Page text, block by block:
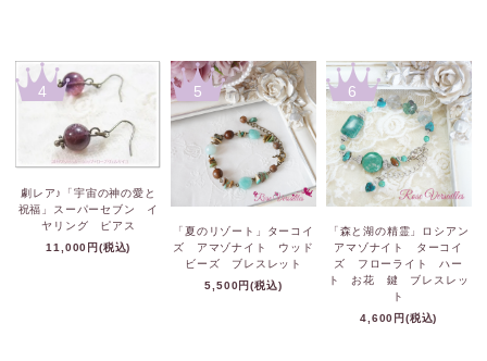
4
劇レア♪「宇宙の神の愛と
祝福」スーパーセブン イ
ヤリング ピアス
11,000円(税込)
5
「夏のリゾート」ターコイ
ズ アマゾナイト ウッド
ビーズ ブレスレット
5,500円(税込)
6
「森と湖の精霊」ロシアン
アマゾナイト ターコイ
ズ フローライト ハー
ト お花 鍵 ブレスレッ
ト
4,600円(税込)